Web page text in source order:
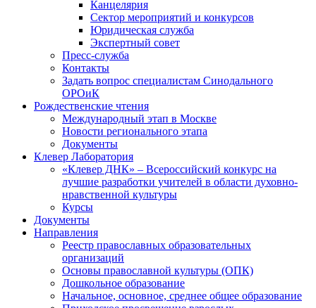
Канцелярия
Сектор мероприятий и конкурсов
Юридическая служба
Экспертный совет
Пресс-служба
Контакты
Задать вопрос специалистам Синодального
ОРОиК
Рождественские чтения
Международный этап в Москве
Новости регионального этапа
Документы
Клевер Лаборатория
«Клевер ДНК» – Всероссийский конкурс на
лучшие разработки учителей в области духовно-
нравственной культуры
Курсы
Документы
Направления
Реестр православных образовательных
организаций
Основы православной культуры (ОПК)
Дошкольное образование
Начальное, основное, среднее общее образование